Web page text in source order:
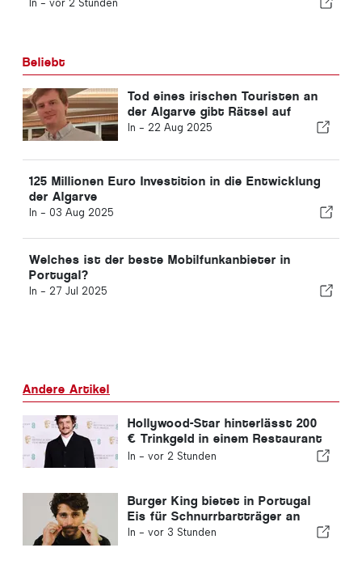
In - vor 2 Stunden
Beliebt
Tod eines irischen Touristen an
der Algarve gibt Rätsel auf
In - 22 Aug 2025
125 Millionen Euro Investition in die Entwicklung
der Algarve
In - 03 Aug 2025
Welches ist der beste Mobilfunkanbieter in
Portugal?
In - 27 Jul 2025
Andere Artikel
Hollywood-Star hinterlässt 200
€ Trinkgeld in einem Restaurant
in Portugal
In - vor 2 Stunden
Burger King bietet in Portugal
Eis für Schnurrbartträger an
In - vor 3 Stunden